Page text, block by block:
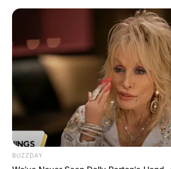
Pedig még el se kezdett
pojácáskodásnál.
Hát, az se megy már annyira jól.
Nem, Peti, nem voltam
is tudod, mert aláírtad a
írva, remélem elolvastad
államtitkár. Az, tudod, egy
BUZZDAY